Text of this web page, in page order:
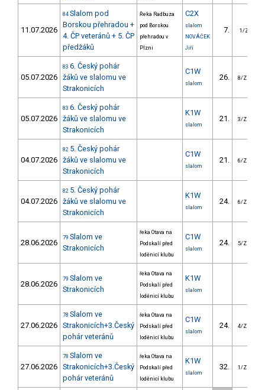
11.07.2026
84 Slalom pod
Borskou přehradou +
4. ČP veteránů + 5. ČP
předžáků
Řeka Radbuza
pod Borskou
přehradou v
Plzni
C2X
slalom
NOVÁČEK
Jiří
7. 1/ZS
05.07.2026
83 6. Český pohár
žáků ve slalomu ve
Strakonicích
C1W
slalom
26. 8/ZM
05.07.2026
83 6. Český pohár
žáků ve slalomu ve
Strakonicích
K1W
slalom
21. 3/ZM
04.07.2026
82 5. Český pohár
žáků ve slalomu ve
Strakonicích
C1W
slalom
21. 6/ZM
04.07.2026
82 5. Český pohár
žáků ve slalomu ve
Strakonicích
K1W
slalom
24. 6/ZM
28.06.2026
79 Slalom ve
Strakonicích
řeka Otava na
Podskalí před
loděnicí klubu
C1W
slalom
24. 5/ZM
28.06.2026
79 Slalom ve
Strakonicích
řeka Otava na
Podskalí před
loděnicí klubu
K1W
slalom
27.06.2026
78 Slalom ve
Strakonicích+3.Český
pohár veteránů
řeka Otava na
Podskalí před
loděnicí klubu
C1W
slalom
24. 4/ZM
27.06.2026
78 Slalom ve
Strakonicích+3.Český
pohár veteránů
řeka Otava na
Podskalí před
loděnicí klubu
K1W
slalom
32. 1/ZM